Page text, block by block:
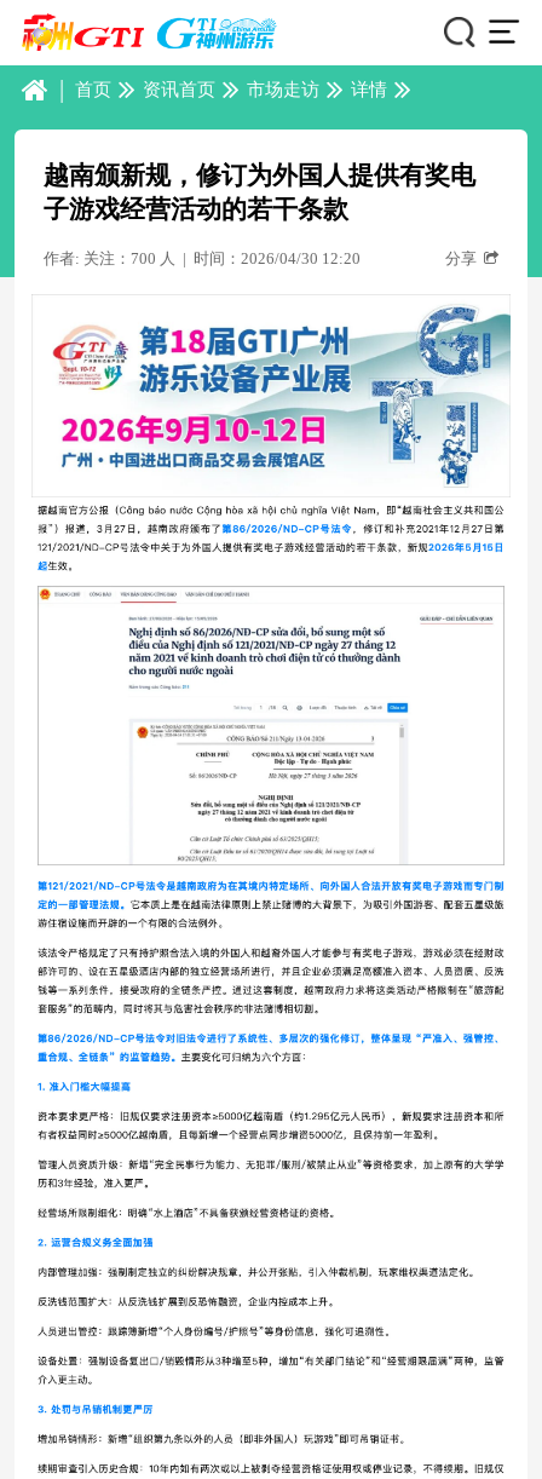
| 首页 资讯首页 市场走访 详情
越南颁新规，修订为外国人提供有奖电
子游戏经营活动的若干条款
作者: 关注：700 人 | 时间：2026/04/30 12:20 分享